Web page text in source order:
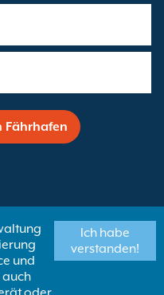
Fährhafen
und
auch
Ich habe
verstanden!